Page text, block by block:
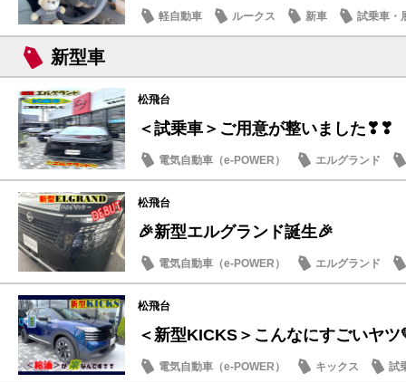
軽自動車 ルークス 新車 試乗車・
新型車
松飛台
＜試乗車＞ご用意が整いました❣❣
電気自動車（e-POWER）
エルグランド
日産のお店
松飛台
🎉新型エルグランド誕生🎉
電気自動車（e-POWER）
エルグランド
日産のお店
松飛台
＜新型KICKS＞こんなにすごいヤツ
電気自動車（e-POWER） キックス
試